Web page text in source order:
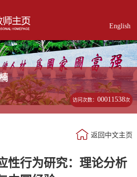
English
访问次数：00011538次
返回中文主页
性行为研究：理论分析